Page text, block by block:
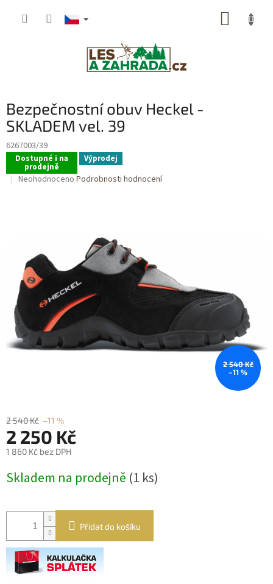
Bezpečnostní obuv Heckel -
SKLADEM vel. 39
6267003/39
Dostupné i na
prodejně
Výprodej
Průměrné
hvězdiček.
Neohodnoceno Podrobnosti hodnocení
2 540 Kč
–11 %
2 540 Kč –11 %
2 250 Kč
1 860 Kč bez DPH
cena:
Skladem na prodejně (1 ks)
Přidat do košíku